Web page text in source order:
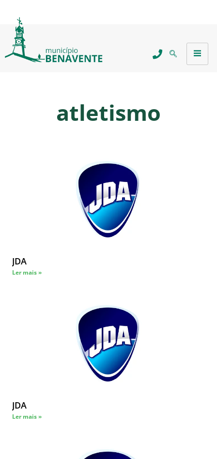
atletismo
JDA
Ler mais »
JDA
Ler mais »